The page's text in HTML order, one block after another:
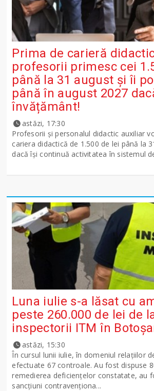
Prima de carieră
profesorii primesc cei
până la 31 august și îi
până în august 2027
învățământ!
astăzi, 17:30
Profesorii și personalul didactic auxiliar
cariera didactică de 1.500 de lei până la
dacă își continuă activitatea în sistemul
Luna iulie s-a lăsat cu
peste 260.000 de lei de
inspectorii ITM în
astăzi, 15:30
În cursul lunii iulie, în domeniul relațiilor
efectuate 67 controale. Au fost dispuse
remedierea deficiențelor constatate, au
sancţiuni contravenționa...